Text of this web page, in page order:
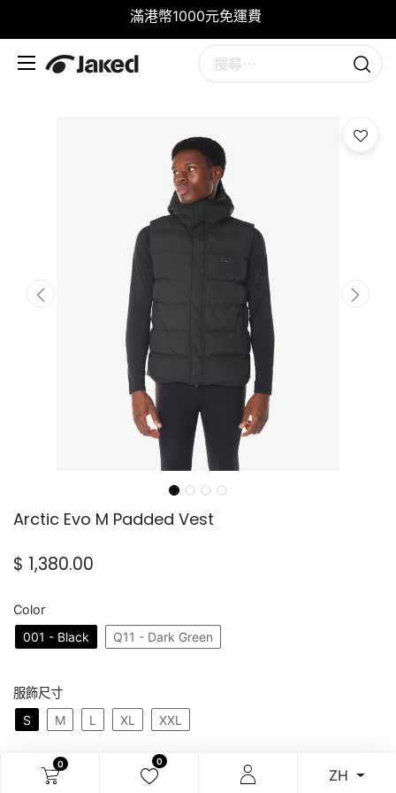
0 0
ZH
滿港幣1000元免運費
Arctic Evo M Padded Vest
$ 1,380.00
Color
001 - Black
Q11 - Dark Green
服飾尺寸
S
M L XL XXL
加入購物車